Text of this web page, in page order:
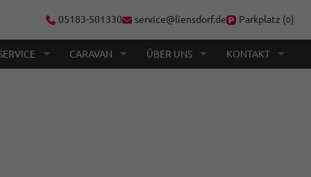
05183-501330 service@liensdorf.de Parkplatz (0)
CARAVAN ÜBER UNS KONTAKT